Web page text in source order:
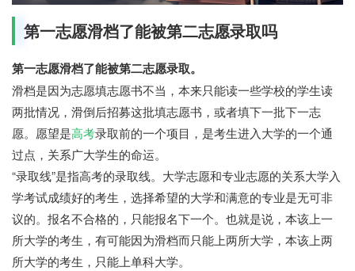
第一志愿滑档了能被第二志愿录取吗
第一志愿滑档了能被第二志愿录取。
滑档是因为志愿填志愿书不当，本来只能读一些学校的学生读
两批情况，滑倒后招募这批填志愿书，或者填下一批下一志
愿。愿望是高考录取前的一个项目，是考生进入大学的一个通
过点，关系广大学生的命运。
“录取线”是指高考的录取线。大学志愿和专业志愿的关系大学入
学考试成绩好的考生，选择希望的大学和满意的专业是无可非
议的。报名不合格的，只能报名下一个。也就是说，本该上一
所大学的考生，有可能因为滑档而只能上两所大学，本该上两
所大学的考生，只能上单科大学。